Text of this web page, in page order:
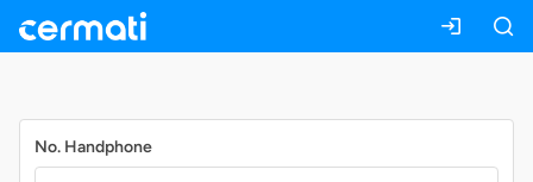
No. Handphone